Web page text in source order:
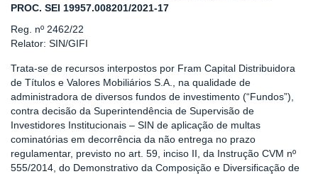
PROC. SEI 19957.008201/2021-17
Reg. nº 2462/22
Relator: SIN/GIFI
Trata-se de recursos interpostos por Fram Capital Distribuidora
de Títulos e Valores Mobiliários S.A., na qualidade de
administradora de diversos fundos de investimento (“Fundos”),
contra decisão da Superintendência de Supervisão de
Investidores Institucionais – SIN de aplicação de multas
cominatórias em decorrência da não entrega no prazo
regulamentar, previsto no art. 59, inciso II, da Instrução CVM nº
555/2014, do Demonstrativo da Composição e Diversificação de